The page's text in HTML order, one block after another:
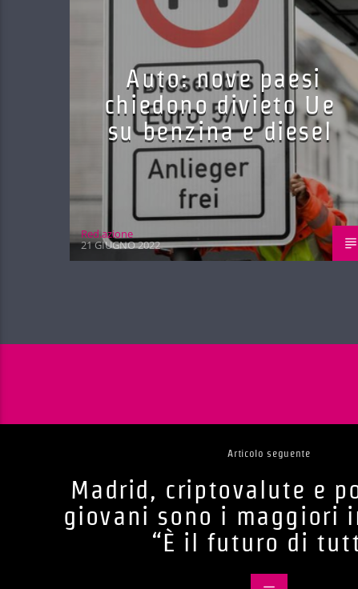
Auto: nove paesi
chiedono divieto Ue
su benzina e diesel
Red.azione
21 GIUGNO 2022
Articolo seguente
Madrid, criptovalute e
giovani sono i maggiori
“È il futuro di